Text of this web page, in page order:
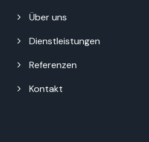
Über uns
Dienstleistungen
Referenzen
Kontakt